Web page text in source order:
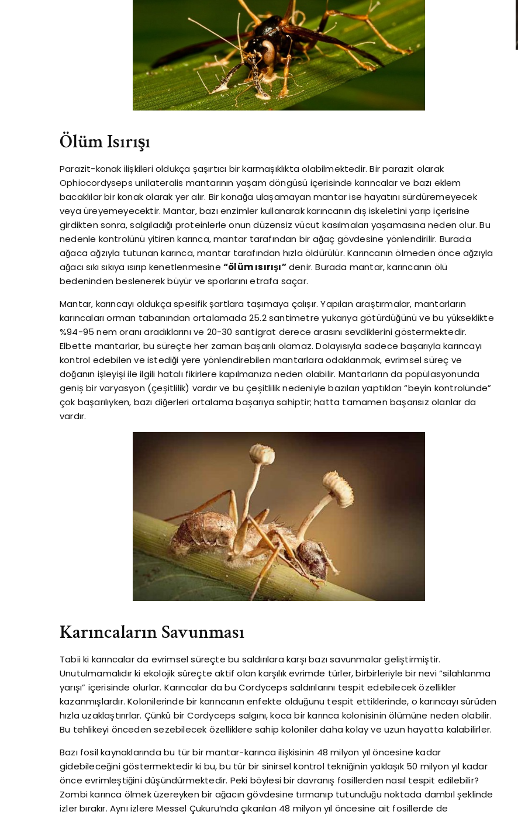
Ölüm Isırışı
Parazit-konak ilişkileri oldukça şaşırtıcı bir karmaşıklıkta olabilmektedir. Bir parazit olarak
Ophiocordyseps unilateralis mantarının yaşam döngüsü içerisinde karıncalar ve bazı eklem
bacaklılar bir konak olarak yer alır. Bir konağa ulaşamayan mantar ise hayatını sürdüremeyecek
veya üreyemeyecektir. Mantar, bazı enzimler kullanarak karıncanın dış iskeletini yarıp içerisine
girdikten sonra, salgıladığı proteinlerle onun düzensiz vücut kasılmaları yaşamasına neden olur. Bu
nedenle kontrolünü yitiren karınca, mantar tarafından bir ağaç gövdesine yönlendirilir. Burada
ağaca ağzıyla tutunan karınca, mantar tarafından hızla öldürülür. Karıncanın ölmeden önce ağzıyla
ağacı sıkı sıkıya ısırıp kenetlenmesine “ölüm ısırışı”denir. Burada mantar, karıncanın ölü
bedeninden beslenerek büyür ve sporlarını etrafa saçar.
Mantar, karıncayı oldukça spesifik şartlara taşımaya çalışır. Yapılan araştırmalar, mantarların
karıncaları orman tabanından ortalamada 25.2 santimetre yukarıya götürdüğünü ve bu yükseklikte
%94-95 nem oranı aradıklarını ve 20-30 santigrat derece arasını sevdiklerini göstermektedir.
Elbette mantarlar, bu süreçte her zaman başarılı olamaz. Dolayısıyla sadece başarıyla karıncayı
kontrol edebilen ve istediği yere yönlendirebilen mantarlara odaklanmak, evrimsel süreç ve
doğanın işleyişi ile ilgili hatalı fikirlere kapılmanıza neden olabilir. Mantarların da popülasyonunda
geniş bir varyasyon (çeşitlilik) vardır ve bu çeşitlilik nedeniyle bazıları yaptıkları “beyin kontrolünde”
çok başarılıyken, bazı diğerleri ortalama başarıya sahiptir; hatta tamamen başarısız olanlar da
vardır.
Karıncaların Savunması
Tabii ki karıncalar da evrimsel süreçte bu saldırılara karşı bazı savunmalar geliştirmiştir.
Unutulmamalıdır ki ekolojik süreçte aktif olan karşılık evrimde türler, birbirleriyle bir nevi “silahlanma
yarışı” içerisinde olurlar. Karıncalar da bu Cordyceps saldırılarını tespit edebilecek özellikler
kazanmışlardır. Kolonilerinde bir karıncanın enfekte olduğunu tespit ettiklerinde, o karıncayı sürüden
hızla uzaklaştırırlar. Çünkü bir Cordyceps salgını, koca bir karınca kolonisinin ölümüne neden olabilir.
Bu tehlikeyi önceden sezebilecek özelliklere sahip koloniler daha kolay ve uzun hayatta kalabilirler.
Bazı fosil kaynaklarında bu tür bir mantar-karınca ilişkisinin 48 milyon yıl öncesine kadar
gidebileceğini göstermektedir ki bu, bu tür bir sinirsel kontrol tekniğinin yaklaşık 50 milyon yıl kadar
önce evrimleştiğini düşündürmektedir. Peki böylesi bir davranış fosillerden nasıl tespit edilebilir?
Zombi karınca ölmek üzereyken bir ağacın gövdesine tırmanıp tutunduğu noktada dambıl şeklinde
izler bırakır. Aynı izlere Messel Çukuru‘nda çıkarılan 48 milyon yıl öncesine ait fosillerde de